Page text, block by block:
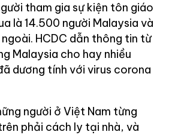
tham gia sự kiện tôn giáo
là 14.500 người Malaysia và
HCDC dẫn thông tin từ
Malaysia cho hay nhiều
dương tính với virus corona
người ở Việt Nam từng
phải cách ly tại nhà, và